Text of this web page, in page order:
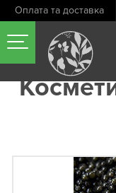
Оплата та доставка